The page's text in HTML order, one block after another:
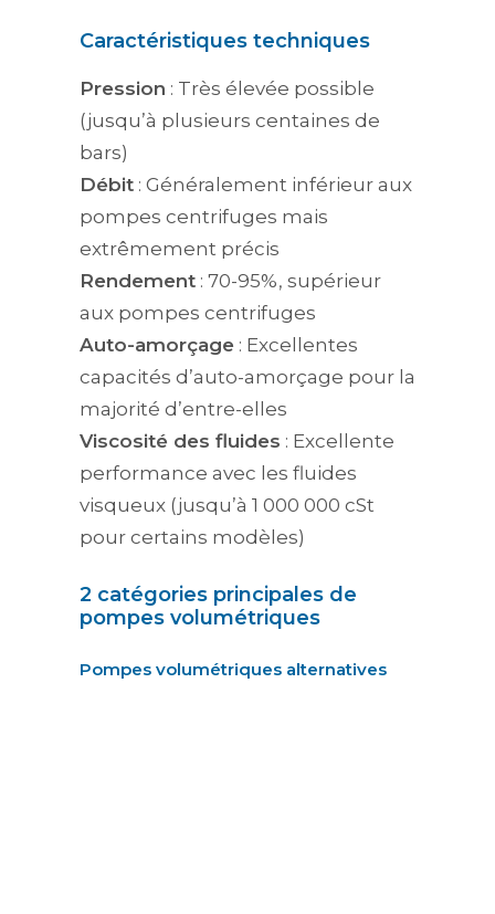
Caractéristiques techniques
Pression : Très élevée possible
(jusqu’à plusieurs centaines de
bars)
Débit : Généralement inférieur aux
pompes centrifuges mais
extrêmement précis
Rendement : 70-95%, supérieur
aux pompes centrifuges
Auto-amorçage : Excellentes
capacités d’auto-amorçage pour la
majorité d’entre-elles
Viscosité des fluides : Excellente
performance avec les fluides
visqueux (jusqu’à 1 000 000 cSt
pour certains modèles)
2 catégories principales de
pompes volumétriques
Pompes volumétriques alternatives